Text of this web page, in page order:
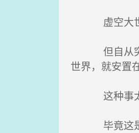
虚空大世界
但自从突破
世界，就安置
这种事太过
毕竟这是人